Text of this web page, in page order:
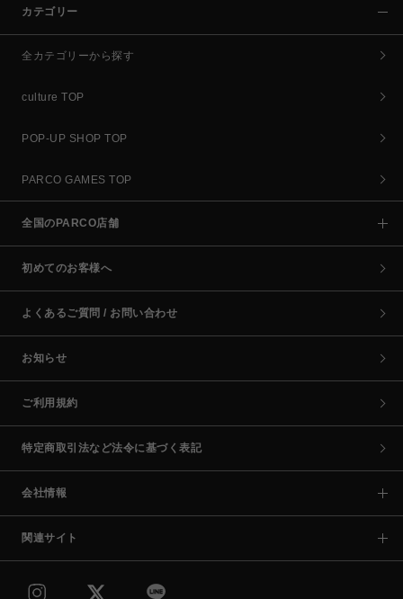
カテゴリー
全カテゴリーから探す
culture TOP
POP-UP SHOP TOP
PARCO GAMES TOP
全国のPARCO店舗
初めてのお客様へ
よくあるご質問 / お問い合わせ
お知らせ
ご利用規約
特定商取引法など法令に基づく表記
会社情報
関連サイト